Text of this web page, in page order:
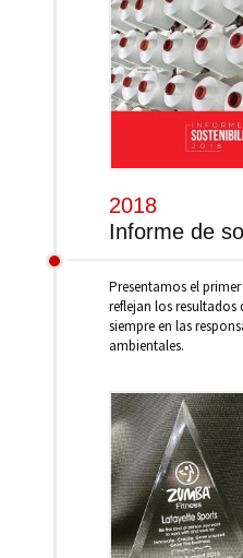
2018
Informe de
Presentamos el
reflejan los
siempre en las
ambientales.